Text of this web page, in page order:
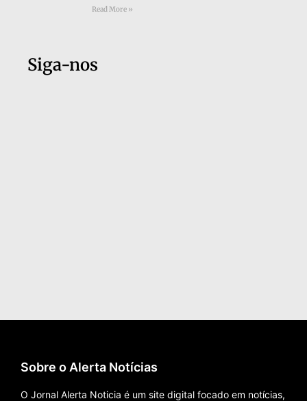
Read More »
Siga-nos
Sobre o Alerta Notícias
O Jornal Alerta Noticia é um site digital focado em notícias,